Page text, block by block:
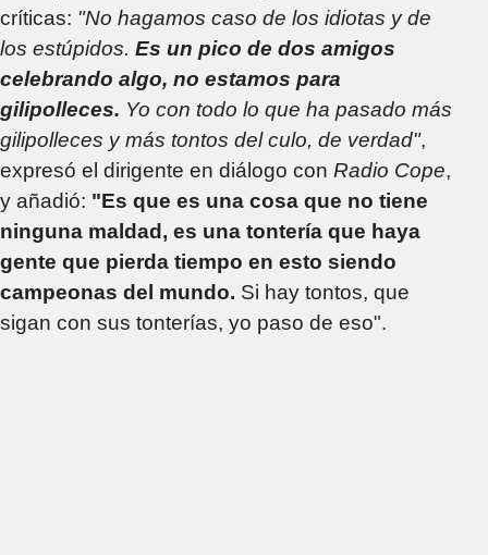
críticas: "No hagamos caso de los idiotas y de
los estúpidos. Es un pico de dos amigos
celebrando algo, no estamos para
gilipolleces. Yo con todo lo que ha pasado más
gilipolleces y más tontos del culo, de verdad",
expresó el dirigente en diálogo con Radio Cope,
y añadió: "Es que es una cosa que no tiene
ninguna maldad, es una tontería que haya
gente que pierda tiempo en esto siendo
campeonas del mundo. Si hay tontos, que
sigan con sus tonterías, yo paso de eso".